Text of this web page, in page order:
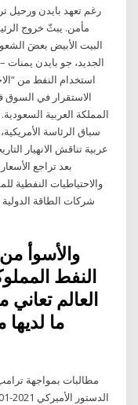
رغم تعهد بايدن ورحيل
مأمن. يبثّ خروج
البيت الأبيض بعضَ
الجديد، جو بايدن يمنات
استخدام النفط من
الاستقرار في
المملكة العربية
سباق الرئاسة
عربية تناقش الانهيار
بعد تراجع
والاحتياطيات النفطية
شركات الطاقة
والأسوأ
النفط
العالم تعاني
ما